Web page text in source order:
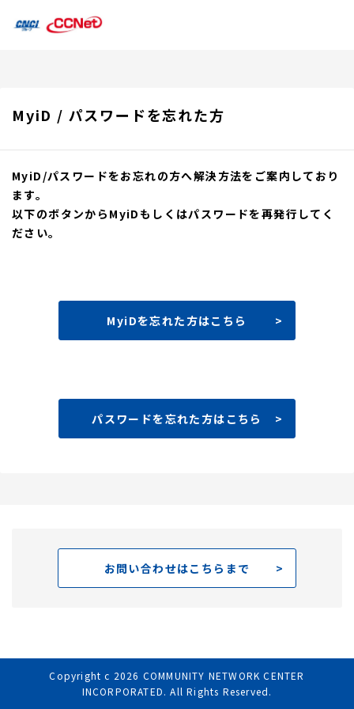
MyiD / パスワードを忘れた方
MyiD/パスワードをお忘れの方へ解決方法をご案内しており
ます。
以下のボタンからMyiDもしくはパスワードを再発行してく
ださい。
MyiDを忘れた方はこちら
パスワードを忘れた方はこちら
お問い合わせはこちらまで
Copyright c 2026 COMMUNITY NETWORK CENTER
INCORPORATED. All Rights Reserved.